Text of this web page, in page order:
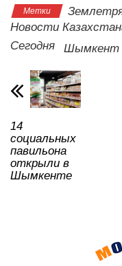
A
p
p
b
o
o
k
Метки
Новости
Сегодня
Шымкент
14
социальных
павильона
открыли в
Шымкенте